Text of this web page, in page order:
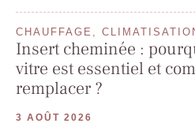
CHAUFFAGE,
Insert cheminée :
vitre est essentiel et
remplacer ?
3 AOÛT 2026